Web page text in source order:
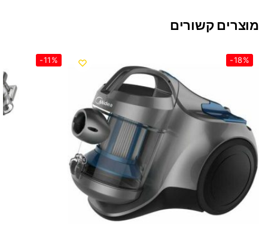
מוצרים קשורים
-18%
-11%